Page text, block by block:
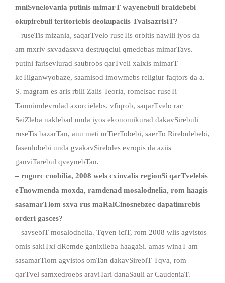
mniSvnelovania putinis mimarT wayenebuli braldebebi
okupirebuli teritoriebis deokupaciis TvalsazrisiT?
– ruseTis mizania, saqarTvelo ruseTis orbitis nawili iyos da
am mxriv sxvadasxva destruqciul qmedebas mimarTavs.
putini farisevlurad saubrobs qarTveli xalxis mimarT
keTilganwyobaze, saamisod imowmebs religiur faqtors da a.
S. magram es aris rbili Zalis Teoria, romelsac ruseTi
Tanmimdevrulad axorcielebs. vfiqrob, saqarTvelo rac
SeiZleba naklebad unda iyos ekonomikurad dakavSirebuli
ruseTis bazarTan, anu meti urTierTobebi, saerTo Rirebulebebi,
faseulobebi unda gvakavSirebdes evropis da aziis
ganviTarebul qveynebTan.
– rogorc cnobilia, 2008 wels cxinvalis regionSi qarTvelebis
eTnowmenda moxda, ramdenad mosalodnelia, rom haagis
sasamarTlom sxva rus maRalCinosnebzec dapatimrebis
orderi gasces?
– savsebiT mosalodnelia. Tqven iciT, rom 2008 wlis agvistos
omis sakiTxi dRemde ganixileba haagaSi. amas winaT am
sasamarTlom agvistos omTan dakavSirebiT Tqva, rom
qarTvel samxedroebs araviTari danaSauli ar CaudeniaT.